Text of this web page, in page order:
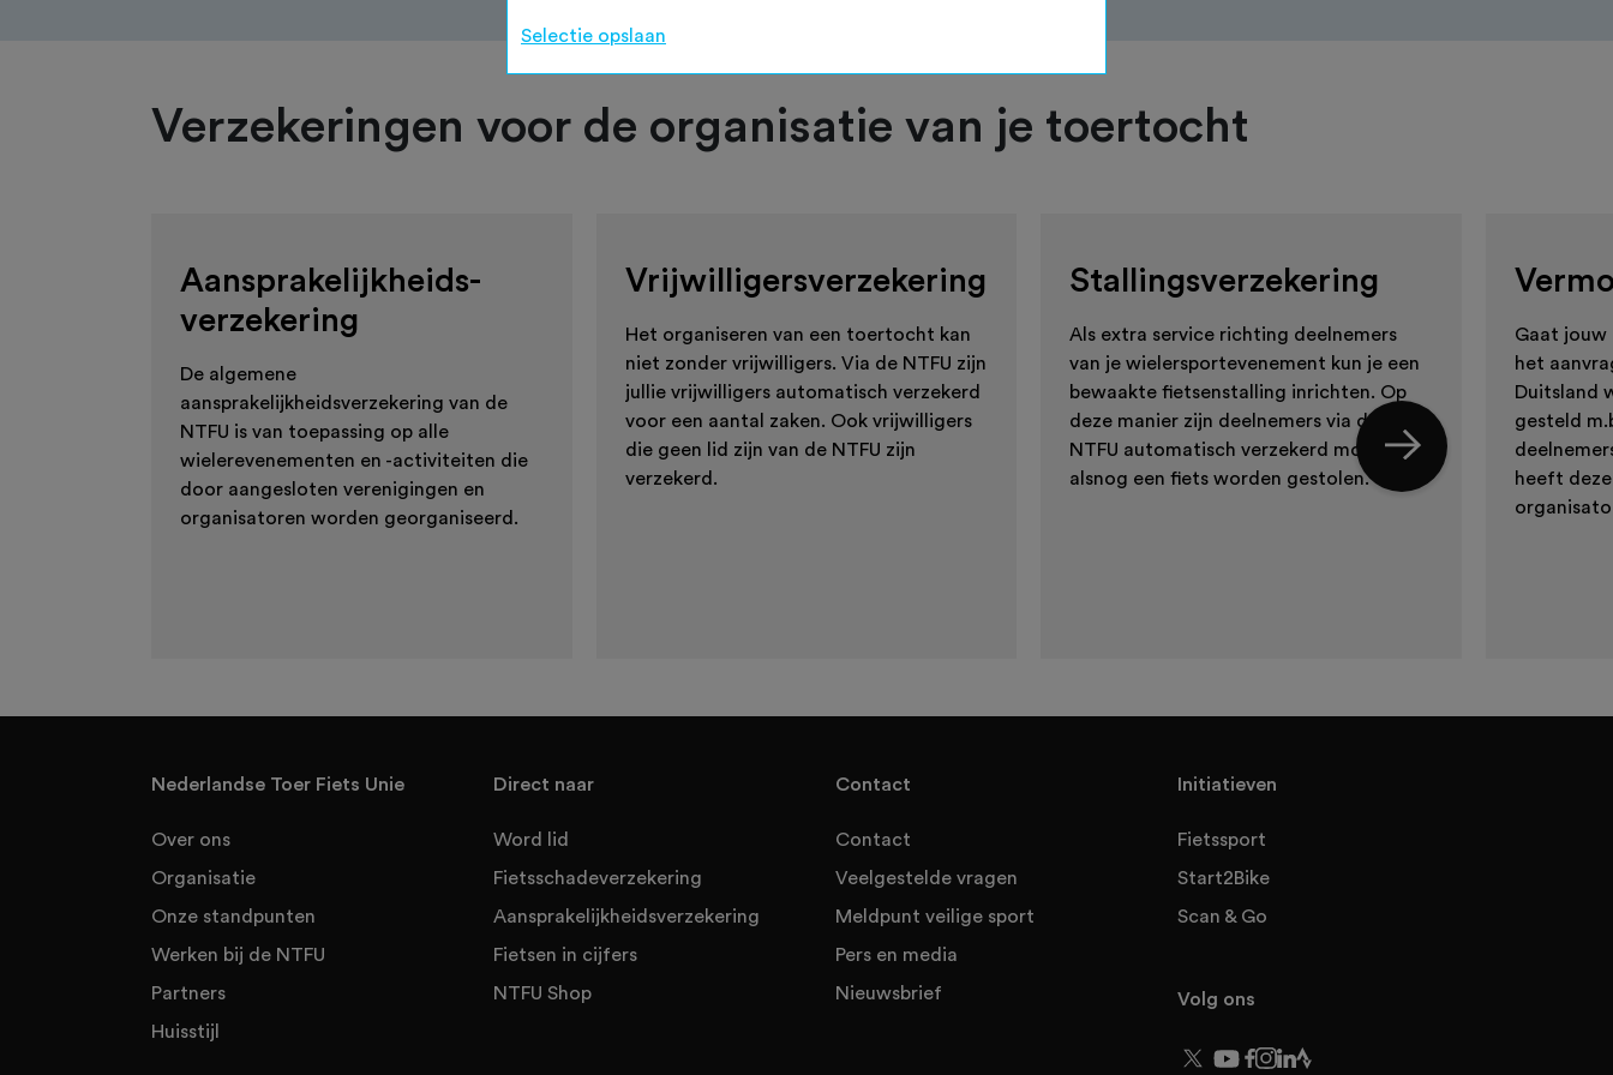
Verzekeringen voor de organisatie van je toertocht
Aansprakelijkheids-
verzekering
De algemene
aansprakelijkheidsverzekering van de
NTFU is van toepassing op alle
wielerevenementen en -activiteiten die
door aangesloten verenigingen en
organisatoren worden georganiseerd.
Vrijwilligersverzekering
Het organiseren van een toertocht kan
niet zonder vrijwilligers. Via de NTFU zijn
jullie vrijwilligers automatisch verzekerd
voor een aantal zaken. Ook vrijwilligers
die geen lid zijn van de NTFU zijn
verzekerd.
Stallingsverzekering
Als extra service richting deelnemers
van je wielersportevenement kun je een
bewaakte fietsenstalling inrichten. Op
deze manier zijn deelnemers via de
NTFU automatisch verzekerd mocht er
alsnog een fiets worden gestolen.
Gaat jouw
het
Duitsland
gesteld
heeft
Nederlandse Toer Fiets Unie
Over ons
Organisatie
Onze standpunten
Werken bij de NTFU
Partners
Huisstijl
Direct naar
Word lid
Fietsschadeverzekering
Aansprakelijkheidsverzekering
Fietsen in cijfers
NTFU Shop
Contact
Contact
Veelgestelde vragen
Meldpunt veilige sport
Pers en media
Nieuwsbrief
Initiatieven
Fietssport
Start2Bike
Scan & Go
Volg ons
Selectie opslaan